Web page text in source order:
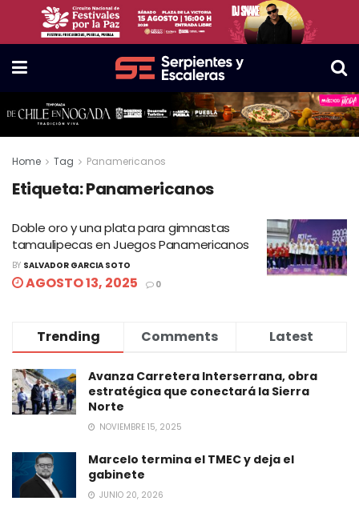
Home Tag Panamericanos
Etiqueta:Panamericanos
Doble oro y una plata para gimnastas
tamaulipecas en Juegos Panamericanos
BY SALVADOR GARCIA SOTO
AGOSTO 13, 2025 0
Trending Comments Latest
Avanza Carretera Interserrana, obra
estratégica que conectará la Sierra
Norte
NOVIEMBRE 15, 2025
Marcelo termina el TMEC y deja el
gabinete
JUNIO 20, 2026